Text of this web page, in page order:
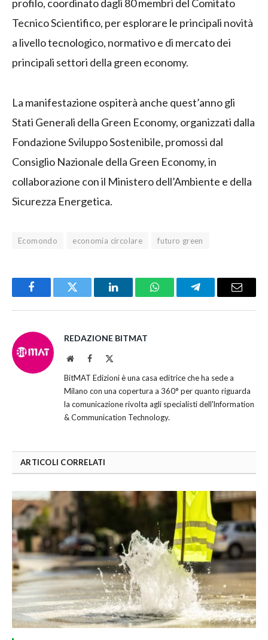
profilo, coordinato dagli 80 membri del Comitato
Tecnico Scientifico, per esplorare le principali novità
a livello tecnologico, normativo e di mercato dei
principali settori della green economy.
La manifestazione ospiterà anche quest’anno gli
Stati Generali della Green Economy, organizzati dalla
Fondazione Sviluppo Sostenibile, promossi dal
Consiglio Nazionale della Green Economy, in
collaborazione con il Ministero dell’Ambiente e della
Sicurezza Energetica.
Ecomondo economia circolare futuro green
FacebookTwitter LinkedInWhatsAppTelegramEmail
REDAZIONE BITMAT
WebsiteFacebook
BitMAT Edizioni è una casa editrice che ha sede a
Milano con una copertura a 360° per quanto riguarda
la comunicazione rivolta agli specialisti dell'lnformation
& Communication Technology.
ARTICOLI CORRELATI